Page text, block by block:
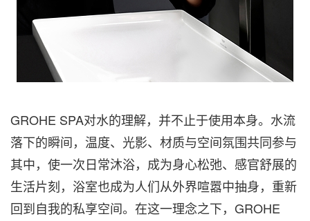
GROHE SPA对水的理解，并不止于使用本身。水流
落下的瞬间，温度、光影、材质与空间氛围共同参与
其中，使一次日常沐浴，成为身心松弛、感官舒展的
生活片刻，浴室也成为人们从外界喧嚣中抽身，重新
回到自我的私享空间。在这一理念之下，GROHE